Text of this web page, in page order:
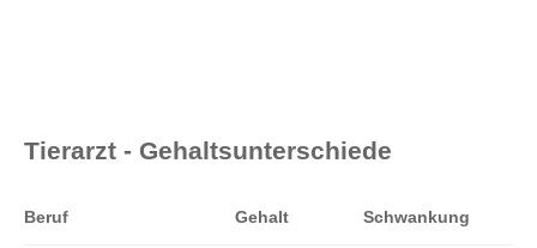
Tierarzt - Gehaltsunterschiede
Beruf Gehalt Schwankung